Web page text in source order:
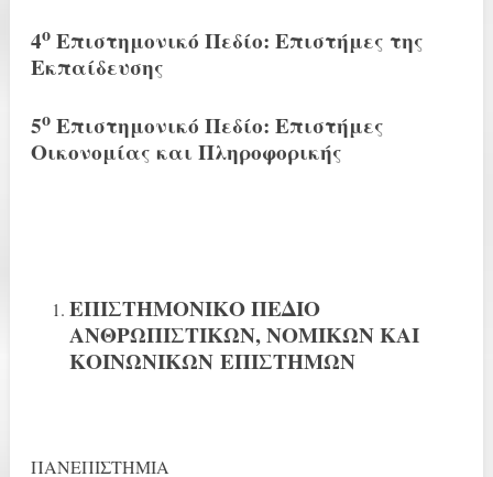
4οΕπιστημονικό Πεδίο: Επιστήμες της
Εκπαίδευσης
5οΕπιστημονικό Πεδίο: Επιστήμες
Οικονομίας και Πληροφορικής
ΕΠΙΣΤΗΜΟΝΙΚΟ ΠΕΔΙΟ
ΑΝΘΡΩΠΙΣΤΙΚΩΝ, ΝΟΜΙΚΩΝ ΚΑΙ
ΚΟΙΝΩΝΙΚΩΝΕΠΙΣΤΗΜΩΝ
ΠΑΝΕΠΙΣΤΗΜΙΑ